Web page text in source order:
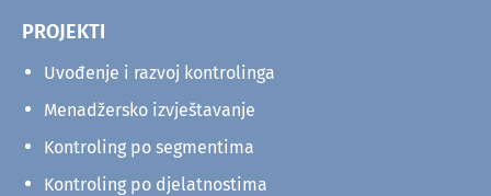
PROJEKTI
Uvođenje i razvoj kontrolinga
Menadžersko izvještavanje
Kontroling po segmentima
Kontroling po djelatnostima